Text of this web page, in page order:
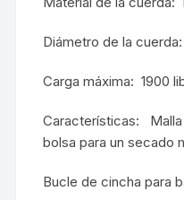
Diámetro de la
Carga máxima: 1900
Características: Malla
bolsa para un secado
Bucle de cincha para